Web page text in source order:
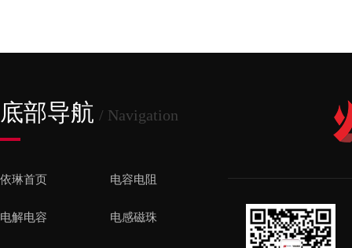
底部导航 / Navigation
依琳首页 电容电阻
电解电容 电感磁珠